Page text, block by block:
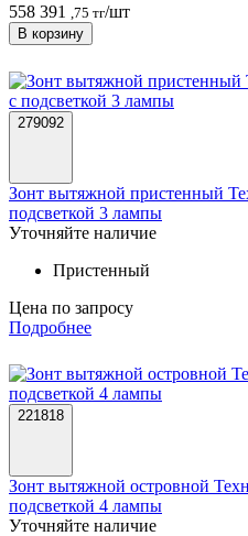
558 391
,75 тг/шт
В корзину
279092
Зонт вытяжной пристенный
подсветкой 3 лампы
Уточняйте наличие
Пристенный
Цена по запросу
Подробнее
221818
Зонт вытяжной островной
подсветкой 4 лампы
Уточняйте наличие